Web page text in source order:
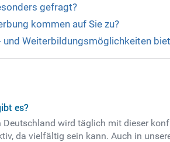
gefragt?
kommen auf Sie zu?
Weiterbildungsmöglichkeiten
es?
wird täglich mit dieser
da vielfältig sein kann. Auch in